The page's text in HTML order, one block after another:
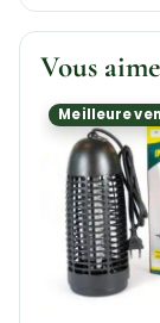
Vous
Meilleure